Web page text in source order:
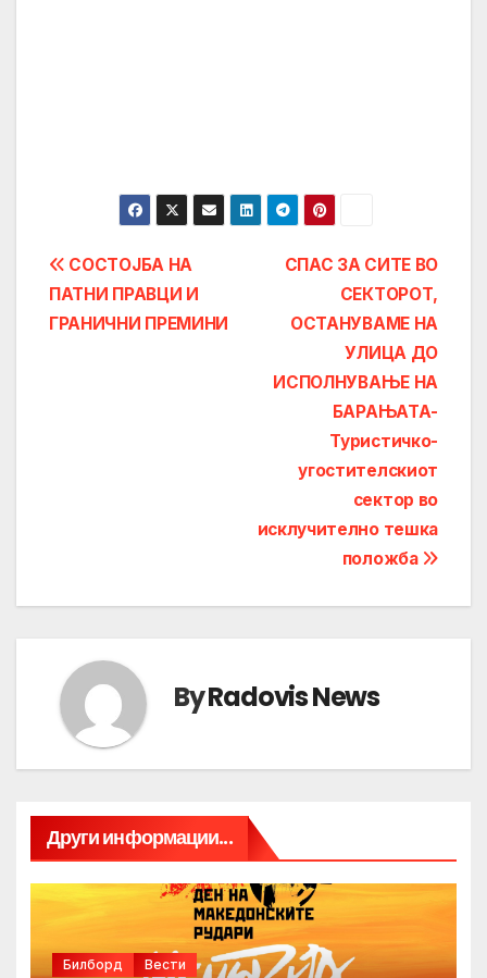
Post
navigation
СПАС ЗА СИТЕ ВО
СЕКТОРОТ,
ОСТАНУВАМЕ НА
УЛИЦА ДО
ИСПОЛНУВАЊЕ НА
БАРАЊАТА-
Туристичко-
угостителскиот
сектор во
исклучително тешка
положба
СОСТОЈБА НА
ПАТНИ ПРАВЦИ И
ГРАНИЧНИ ПРЕМИНИ
ByRadovis News
Други информации...
Билборд Вести